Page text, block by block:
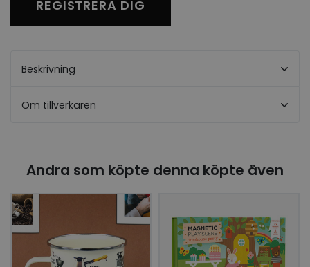
REGISTRERA DIG
Beskrivning
Om tillverkaren
Andra som köpte denna köpte även